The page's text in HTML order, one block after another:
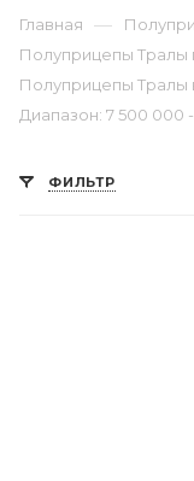
Главная —
Полуприцепы Тралы
Полуприцепы Тралы
Диапазон: 7 500 000
ФИЛЬТР